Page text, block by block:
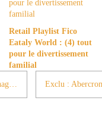
Retail Playlist Fico
Eataly World : (4) tout
pour le divertissement
familial
Des idées venues d'ailleurs (14) : Illum, Copenhague, le grand magasin version suédoise